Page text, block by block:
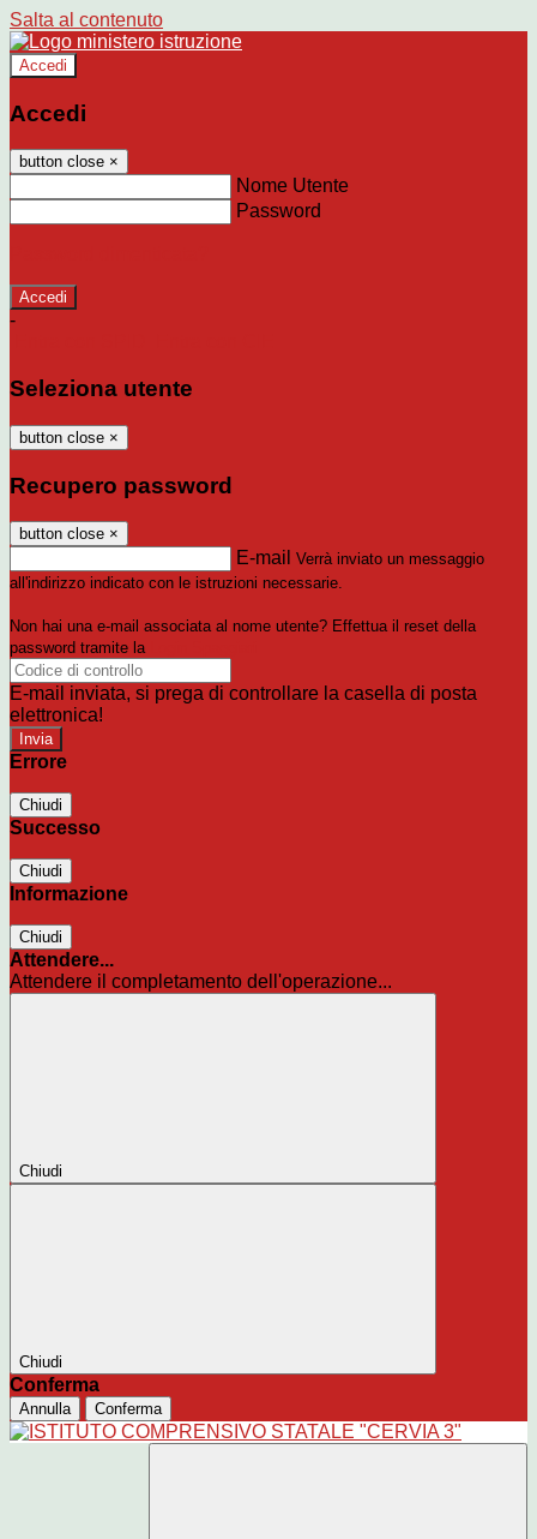
Salta al contenuto
Accedi
Accedi
button close ×
Nome Utente
Password
-
Seleziona utente
button close ×
Recupero password
button close ×
E-mail Verrà inviato un messaggio
all'indirizzo indicato con le istruzioni necessarie.
Non hai una e-mail associata al nome utente? Effettua il reset della
password tramite la
E-mail inviata, si prega di controllare la casella di posta
elettronica!
Errore
Chiudi
Successo
Chiudi
Informazione
Chiudi
Attendere...
Attendere il completamento dell'operazione...
Chiudi
Chiudi
Conferma
Annulla Conferma